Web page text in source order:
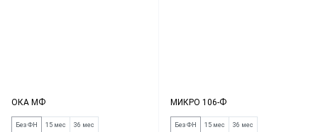
ОКА МФ
Без ФН 15 мес 36 мес
МИКРО 106-Ф
Без ФН 15 мес 36 мес